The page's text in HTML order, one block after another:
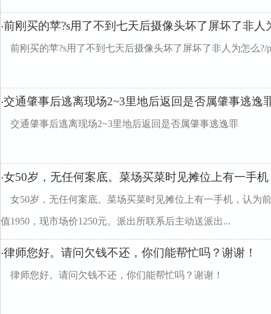
·前刚买的苹?s用了不到七天后摄像头坏了屏坏了非人
前刚买的苹?s用了不到七天后摄像头坏了屏坏了非人为怎么?/
·交通肇事后逃离现场2~3里地后返回是否属肇事逃逸
交通肇事后逃离现场2~3里地后返回是否属肇事逃逸罪
·女50岁，无任何案底。菜场买菜时见摊位上有一手
女50岁，无任何案底。菜场买菜时见摊位上有一手机，认为
值1950，现市场价1250元。派出所联系后主动送派出...
·律师您好。请问欠钱不还，你们能帮忙吗？谢谢！
律师您好。请问欠钱不还，你们能帮忙吗？谢谢！